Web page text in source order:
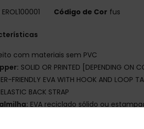
EROL100001 Código de Cor fus
com materiais sem PVC
SOLID OR PRINTED [DEPENDING ON
FRIENDLY EVA WITH HOOK AND LOOP
BACK STRAP
EVA reciclado sólido ou